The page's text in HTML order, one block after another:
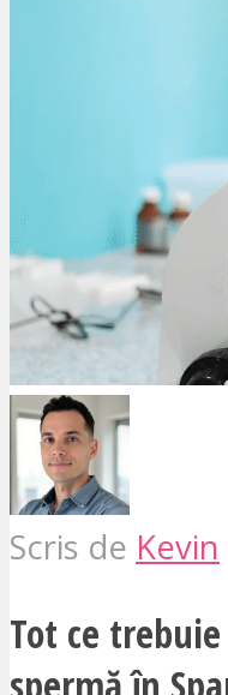
Scris de Kevin
Tot ce
spermă în